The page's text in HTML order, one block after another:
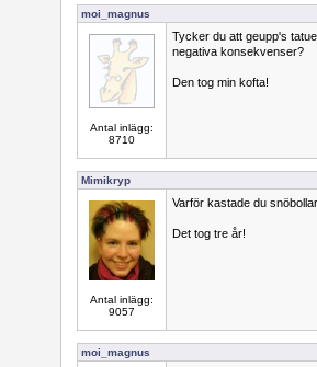
moi_magnus
Antal inlägg:
8710
Tycker du att geupp's
negativa konsekvenser?
Den tog min kofta!
Mimikryp
Antal inlägg:
9057
Varför kastade du
Det tog tre år!
moi_magnus